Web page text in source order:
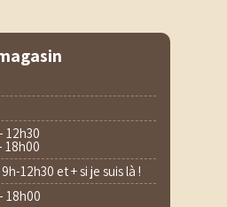
12h30
18h00
12h30 et + si je suis là !
18h00